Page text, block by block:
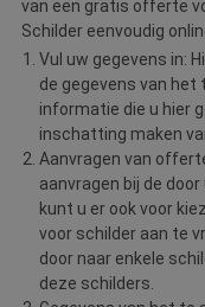
van een gratis offerte
Schilder eenvoudig
Vul uw gegevens in:
de gegevens van het
informatie die u hier
inschatting maken
Aanvragen van
aanvragen bij de
kunt u er ook voor
voor schilder aan te
door naar enkele
deze schilders.